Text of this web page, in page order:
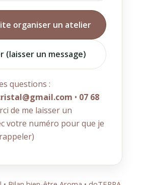
organiser un atelier
(laisser un message)
questions :
• 07 68
de me laisser un
votre numéro pour que je